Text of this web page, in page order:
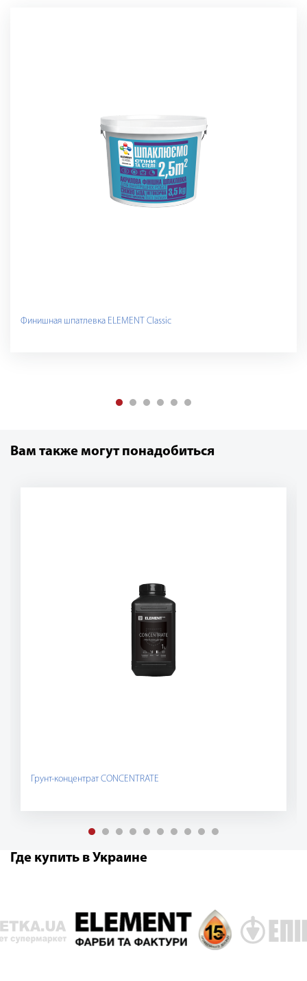
Финишная шпатлевка ELEMENT Classic
Вам также могут понадобиться
Грунт-концентрат CONCENTRATE
Где купить в Украине